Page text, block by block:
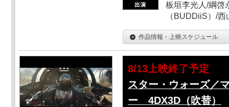
板垣李光人/綱啓
（BUDDiiS）/
作品情報・上映スケジュール
8/13上映終了予定
スター・ウォーズ／
ー 4DX3D（吹替）